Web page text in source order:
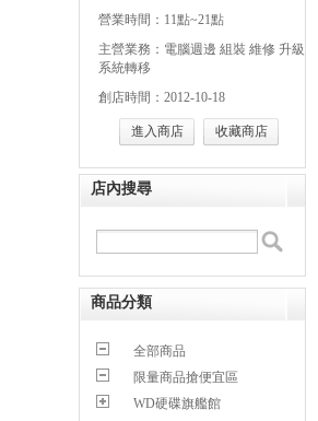
營業時間：11點~21點
主營業務：電腦週邊 組裝 維修 升級
系統轉移
創店時間：2012-10-18
進入商店 收藏商店
店內搜尋
商品分類
全部商品
限量商品搶便宜區
WD硬碟旗艦館